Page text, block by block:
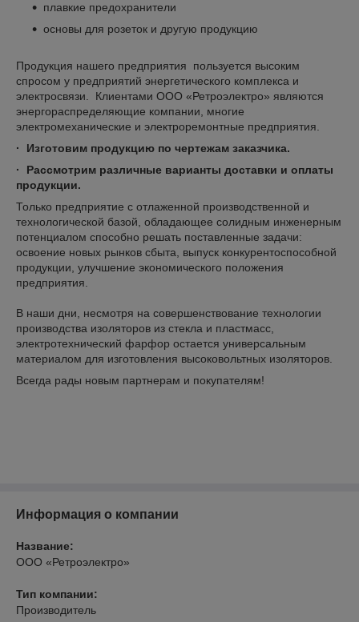
плавкие предохранители
основы для розеток и другую продукцию
Продукция нашего предприятия пользуется высоким
спросом у предприятий энергетического комплекса и
электросвязи. Клиентами ООО «Ретроэлектро» являются
энергораспределяющие компании, многие
электромеханические и электроремонтные предприятия.
· Изготовим продукцию по чертежам заказчика.
· Рассмотрим различные варианты доставки и оплаты
продукции.
Только предприятие с отлаженной производственной и
технологической базой, обладающее солидным инженерным
потенциалом способно решать поставленные задачи:
освоение новых рынков сбыта, выпуск конкурентоспособной
продукции, улучшение экономического положения
предприятия.
В наши дни, несмотря на совершенствование технологии
производства изоляторов из стекла и пластмасс,
электротехнический фарфор остается универсальным
материалом для изготовления высоковольтных изоляторов.
Всегда рады новым партнерам и покупателям!
Информация о компании
Название:
ООО «Ретроэлектро»
Тип компании:
Производитель